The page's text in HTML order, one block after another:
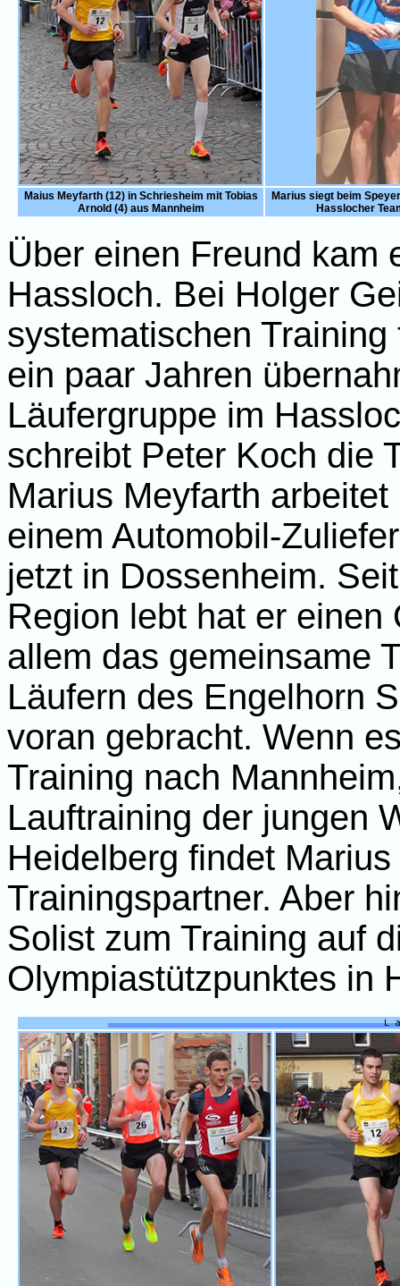
Maius Meyfarth (12) in Schriesheim mit Tobias
Arnold (4) aus Mannheim
Marius siegt beim
Hasslocher
Über einen Freund kam
Hassloch. Bei Holger
systematischen
ein paar Jahren
Läufergruppe im
schreibt Peter Koch die
Marius Meyfarth
einem Automobil-
jetzt in Dossenheim.
Region lebt hat er einen
allem das gemeinsame
Läufern des Engelhorn
voran gebracht. Wenn
Training nach
Lauftraining der jungen
Heidelberg findet
Trainingspartner. Aber
Solist zum Training auf
Olympiastützpunktes in